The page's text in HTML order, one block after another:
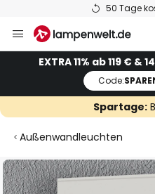
50 Tage
Inhalt
springenEXTRA 11% ab 119 € &
Code:
Spartage:
Außenwandleuchten
Zum
Ende